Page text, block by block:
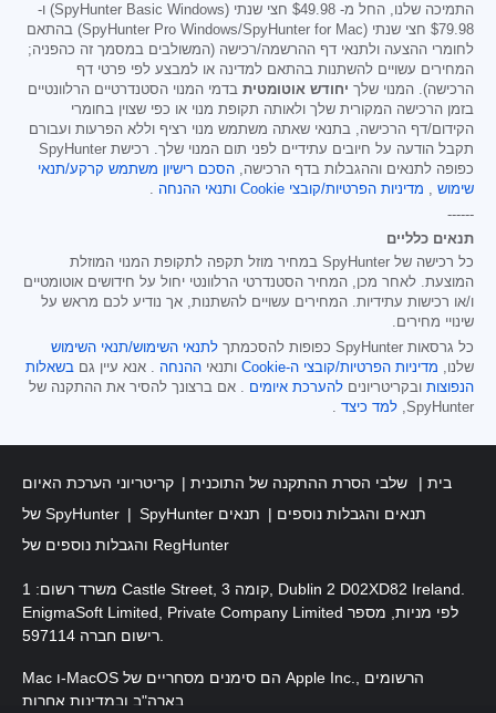
התמיכה שלנו, החל מ- $49.98 חצי שנתי (SpyHunter Basic Windows) ו-
$79.98
חצי שנתי (SpyHunter Pro Windows/SpyHunter for Mac) בהתאם
לחומרי ההצעה ולתנאי דף ההרשמה/רכישה (המשולבים במסמך זה כהפניה;
המחירים עשויים להשתנות בהתאם למדינה או למבצע לפי פרטי דף
הרכישה). המנוי שלך יחודש אוטומטית בדמי המנוי הסטנדרטיים הרלוונטיים
בזמן הרכישה המקורית שלך ולאותה תקופת מנוי או כפי שצוין בחומרי
הקידום/דף הרכישה, בתנאי שאתה משתמש מנוי רציף וללא הפרעות ועבורם
תקבל הודעה על חיובים עתידיים לפני תום המנוי שלך. רכישת SpyHunter
כפופה לתנאים וההגבלות בדף הרכישה, הסכם רישיון משתמש קרקע/תנאי
שימוש
מדיניות הפרטיות/קובצי Cookie ותנאי ההנחה
------
תנאים כלליים
כל רכישה של SpyHunter במחיר מוזל תקפה לתקופת המנוי המוזלת
המוצעת. לאחר מכן, המחיר הסטנדרטי הרלוונטי יחול על חידושים אוטומטיים
ו/או רכישות עתידיות. המחירים עשויים להשתנות, אך נודיע לכם מראש על
שינויי מחירים.
כל גרסאות SpyHunter כפופות להסכמתך
לתנאי השימוש/תנאי השימוש
שלנו, מדיניות הפרטיות/קובצי ה-Cookie ותנאי ההנחה . אנא עיין גם בשאלות
הנפוצות ובקריטריונים להערכת איומים . אם ברצונך להסיר את ההתקנה של
SpyHunter, למד כיצד
בית שלבי הסרת ההתקנה של התוכנית
קריטריוני הערכת האיום
של SpyHunter
SpyHunter תנאים והגבלות נוספים
תנאים
והגבלות נוספים של RegHunter
משרד רשום: 1 Castle Street, קומה 3, Dublin 2 D02XD82 Ireland.
EnigmaSoft Limited, Private Company Limited לפי מניות, מספר
רישום חברה 597114.
Mac ו-MacOS הם סימנים מסחריים של Apple Inc., הרשומים